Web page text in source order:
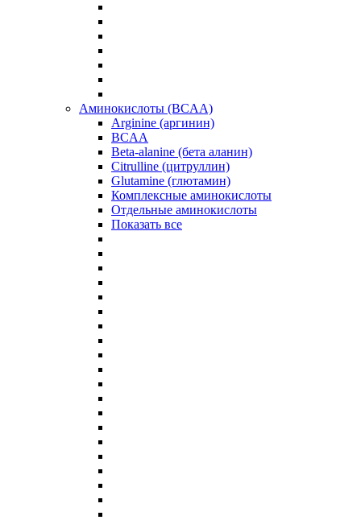
Аминокислоты (BCAA)
Arginine (аргинин)
BCAA
Beta-alanine (бета аланин)
Citrulline (цитруллин)
Glutamine (глютамин)
Комплексные аминокислоты
Отдельные аминокислоты
Показать все